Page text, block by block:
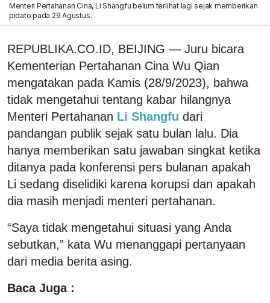
Menteri Pertahanan Cina, Li Shangfu belum terlihat lagi sejak memberikan
pidato pada 29 Agustus.
REPUBLIKA.CO.ID, BEIJING — Juru bicara
Kementerian Pertahanan Cina Wu Qian
mengatakan pada Kamis (28/9/2023), bahwa
tidak mengetahui tentang kabar hilangnya
Menteri Pertahanan Li Shangfu dari
pandangan publik sejak satu bulan lalu. Dia
hanya memberikan satu jawaban singkat ketika
ditanya pada konferensi pers bulanan apakah
Li sedang diselidiki karena korupsi dan apakah
dia masih menjadi menteri pertahanan.
“Saya tidak mengetahui situasi yang Anda
sebutkan,” kata Wu menanggapi pertanyaan
dari media berita asing.
Baca Juga :